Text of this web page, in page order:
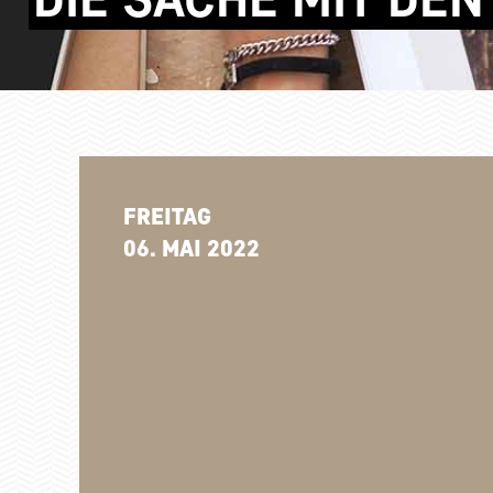
FREITAG
06. MAI 2022